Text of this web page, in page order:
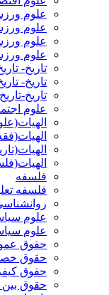
علوم
علوم
علوم
علوم
تاریخ-
تاریخ-
تاریخ-
علوم
فلسفه
فلسفه
علوم
علوم
حقوق
حقوق
حقوق
حقوق